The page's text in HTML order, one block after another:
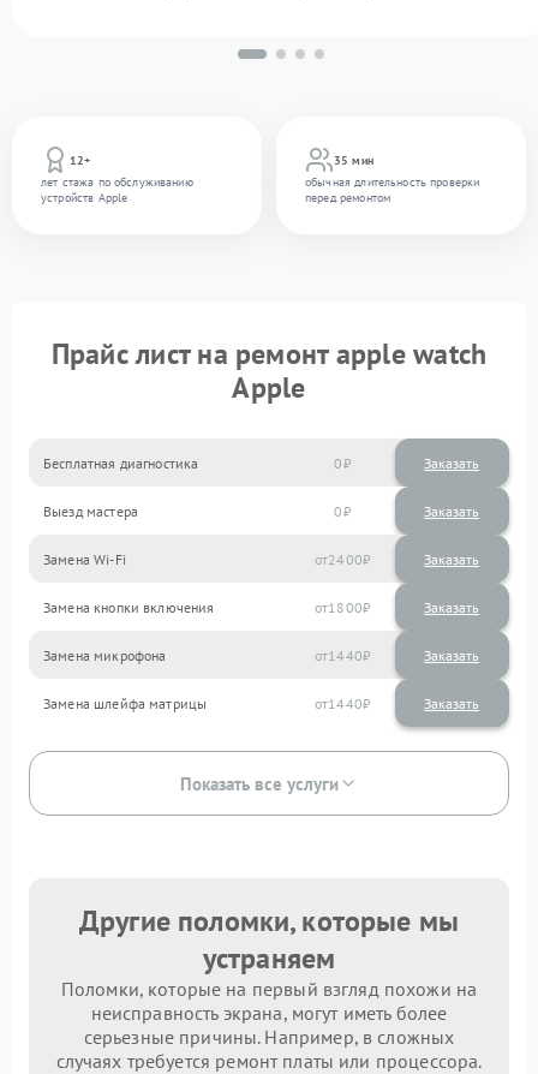
12+
лет стажа по обслуживанию
устройств Apple
35 мин
обычная длительность проверки
перед ремонтом
Прайс лист на ремонт apple watch
Apple
Бесплатная диагностика 0 Заказать
Выезд мастера 0 Заказать
Замена Wi-Fi 2400
Замена кнопки включения 1800
Замена микрофона 1440
Замена шлейфа матрицы 1440
Показать все услуги
Другие поломки, которые мы
устраняем
Поломки, которые на первый взгляд похожи на
неисправность экрана, могут иметь более
серьезные причины. Например, в сложных
случаях требуется ремонт платы или процессора.